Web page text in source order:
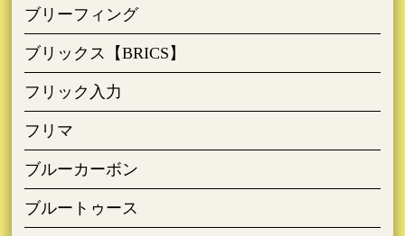
ブリーフィング
ブリックス【BRICS】
フリック入力
フリマ
ブルーカーボン
ブルートゥース